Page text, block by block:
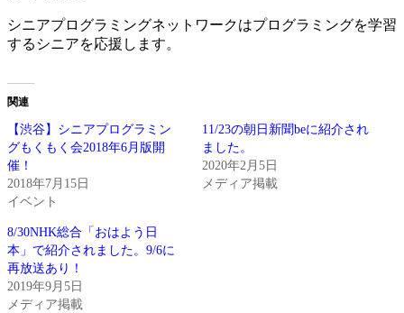
シニアプログラミングネットワークはプログラミングを学習
するシニアを応援します。
関連
【渋谷】シニアプログラミン
グもくもく会2018年6月版開
催！
2018年7月15日
イベント
11/23の朝日新聞beに紹介され
ました。
2020年2月5日
メディア掲載
8/30NHK総合「おはよう日
本」で紹介されました。9/6に
再放送あり！
2019年9月5日
メディア掲載